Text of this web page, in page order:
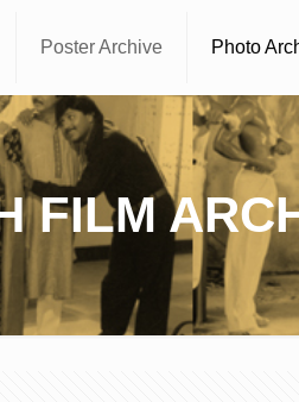
Poster Archive Photo
FILM